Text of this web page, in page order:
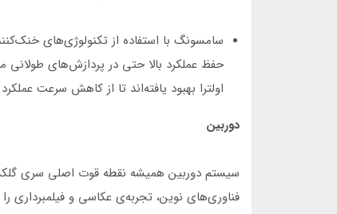
سامسونگ با استفاده از تکنولوژی‌های
اولترا بهبود یافته‌اند تا از کاهش سرعت
دوربین
فناوری‌های نوین، تجربه‌ی عکاسی و فیلمبرداری را